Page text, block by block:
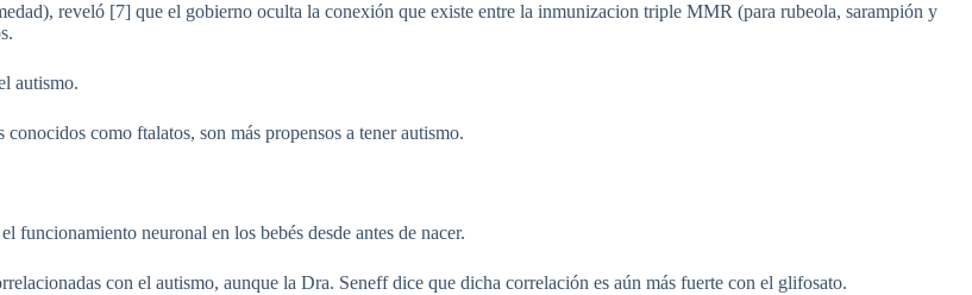
reveló [7] que el gobierno oculta la conexión que existe entre la inmunizacion triple MMR (para rubeola, sarampión y
autismo.
como ftalatos, son más propensos a tener autismo.
neuronal en los bebés desde antes de nacer.
con el autismo, aunque la Dra. Seneff dice que dicha correlación es aún más fuerte con el glifosato.